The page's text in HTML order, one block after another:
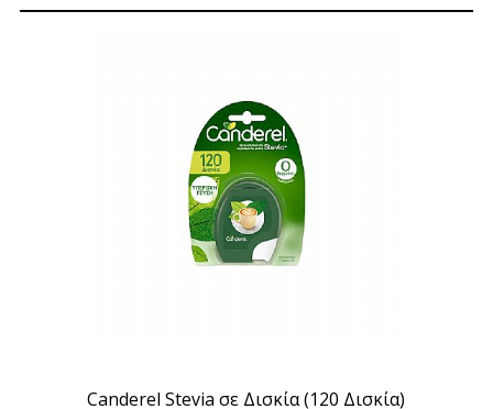
Canderel Stevia σε Δισκία (120 Δισκία)